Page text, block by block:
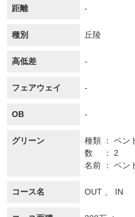
距離 -
種別 丘陵
高低差 -
フェアウェイ -
OB -
グリーン 種類 ベン
数
2
名前
ベン
コース名 OUT 、 IN